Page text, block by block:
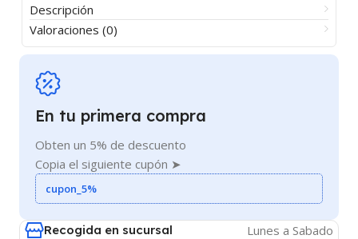
Descripción
Valoraciones (0)
En tu primera compra
Obten un 5% de descuento
Copia el siguiente cupón ➤
cupon_5%
Recogida en sucursal Lunes a Sabado